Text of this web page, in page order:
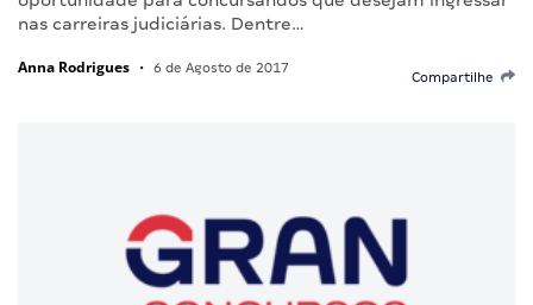
nas carreiras judiciárias. Dentre…
Anna Rodrigues • 6 de Agosto de 2017
Compartilhe